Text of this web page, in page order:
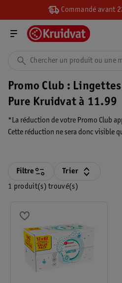
Commandé avant
Promo Club :
Pure Kruidvat à 11.99
*La réduction de votre Promo Club
Cette réduction ne sera donc visible
1 produit(s) trouvé(s)
Filtre Trier